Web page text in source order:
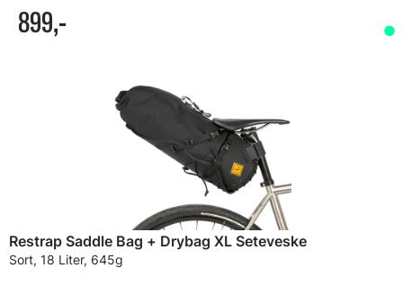
899,-
Restrap Saddle Bag + Drybag XL Seteveske
Sort, 18 Liter, 645g